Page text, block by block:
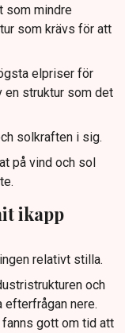
som mindre
som krävs för att
elpriser för
en struktur som det
solkraften i sig.
på vind och sol
ikapp
relativt stilla.
och
nere.
gott om tid att